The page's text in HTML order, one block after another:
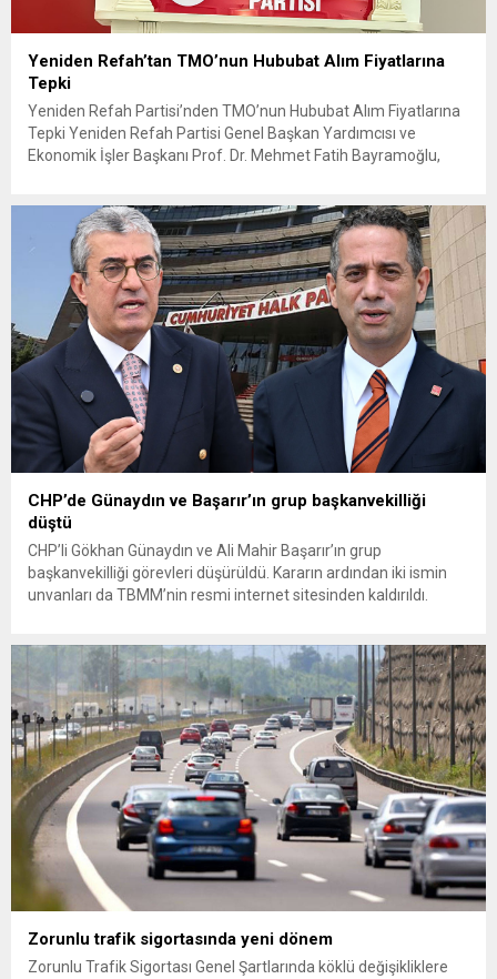
Yeniden Refah’tan TMO’nun Hububat Alım Fiyatlarına
Tepki
Yeniden Refah Partisi’nden TMO’nun Hububat Alım Fiyatlarına
Tepki Yeniden Refah Partisi Genel Başkan Yardımcısı ve
Ekonomik İşler Başkanı Prof. Dr. Mehmet Fatih Bayramoğlu,
fiyatların çiftçinin artan maliyetlerini karşılamaktan uzak
olduğunu savunarak fiyatların yeniden değerlendirilmesi
çağrısında...
CHP’de Günaydın ve Başarır’ın grup başkanvekilliği
düştü
CHP’li Gökhan Günaydın ve Ali Mahir Başarır’ın grup
başkanvekilliği görevleri düşürüldü. Kararın ardından iki ismin
unvanları da TBMM’nin resmi internet sitesinden kaldırıldı.
çıkarma cezası uygulanmak üzere Yüksek Disiplin Kurulu’na
(YDK) sevk edilen ve partideki tüm görevlerinden...
Zorunlu trafik sigortasında yeni dönem
Zorunlu Trafik Sigortası Genel Şartlarında köklü değişikliklere